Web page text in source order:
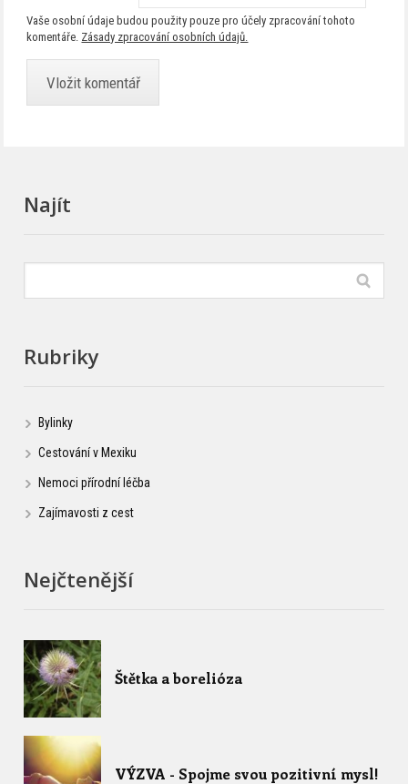
Vaše osobní údaje budou použity pouze pro účely zpracování tohoto
komentáře. Zásady zpracování osobních údajů.
Najít
Rubriky
Bylinky
Cestování v Mexiku
Nemoci přírodní léčba
Zajímavosti z cest
Nejčtenější
Štětka a borelióza
VÝZVA - Spojme svou pozitivní mysl!